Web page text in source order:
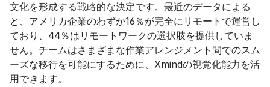
文化を形成する戦略的な決定です。最近のデータによる
と、アメリカ企業のわずか16％が完全にリモートで運営し
ており、44％はリモートワークの選択肢を提供していま
せん。チームはさまざまな作業アレンジメント間でのスム
ーズな移行を可能にするために、Xmindの視覚化能力を活
用できます。